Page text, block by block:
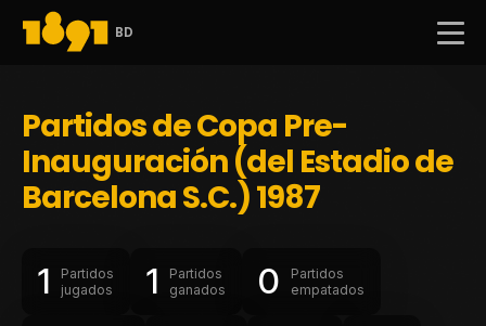
BD
Partidos de Copa Pre-
Inauguración (del Estadio de
Barcelona S.C.) 1987
1
Partidos
jugados
1
Partidos
ganados
0
Partidos
empatados